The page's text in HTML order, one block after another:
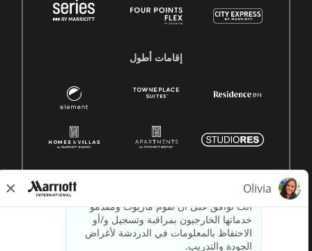
إقامات أطول